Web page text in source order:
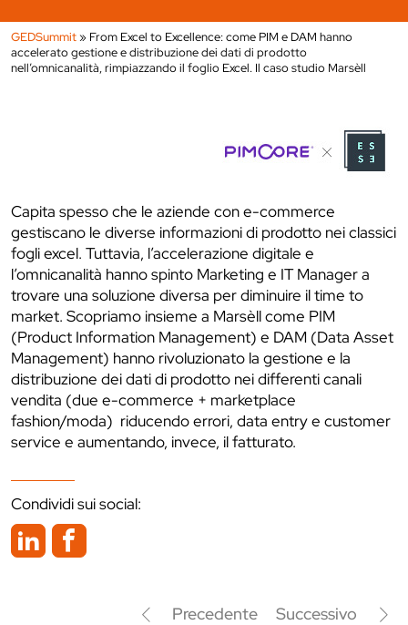
GEDSummit» From Excel to Excellence: come PIM e DAM hanno
accelerato gestione e distribuzione dei dati di prodotto
nell’omnicanalità, rimpiazzando il foglio Excel. Il caso studio Marsèll
Capita spesso che le aziende con e-commerce
gestiscano le diverse informazioni di prodotto nei classici
fogli excel. Tuttavia, l’accelerazione digitale e
l’omnicanalità hanno spinto Marketing e IT Manager a
trovare una soluzione diversa per diminuire il time to
market. Scopriamo insieme a Marsèll come PIM
(Product Information Management) e DAM (Data Asset
Management) hanno rivoluzionato la gestione e la
distribuzione dei dati di prodotto nei differenti canali
vendita (due e-commerce + marketplace
fashion/moda) riducendo errori, data entry e customer
service e aumentando, invece, il fatturato.
Condividi sui social:
Precedente Successivo